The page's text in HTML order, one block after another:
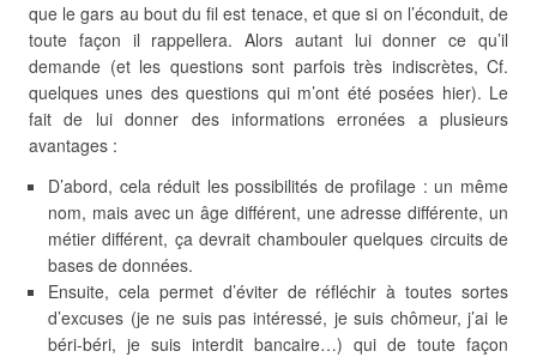
que le gars au bout du fil est tenace, et que si on l’éconduit, de
toute façon il rappellera. Alors autant lui donner ce qu’il
demande (et les questions sont parfois très indiscrètes, Cf.
quelques unes des questions qui m’ont été posées hier). Le
fait de lui donner des informations erronées a plusieurs
avantages :
D’abord, cela réduit les possibilités de profilage : un même
nom, mais avec un âge différent, une adresse différente, un
métier différent, ça devrait chambouler quelques circuits de
bases de données.
Ensuite, cela permet d’éviter de réfléchir à toutes sortes
d’excuses (je ne suis pas intéressé, je suis chômeur, j’ai le
béri-béri, je suis interdit bancaire…) qui de toute façon